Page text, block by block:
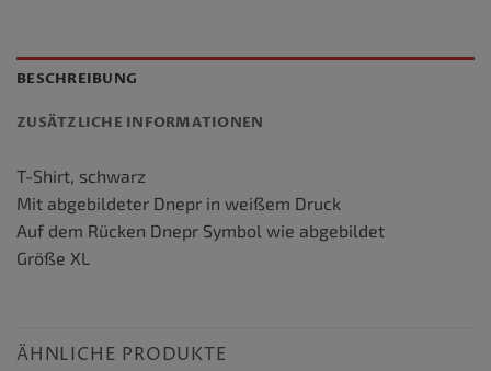
BESCHREIBUNG
ZUSÄTZLICHE INFORMATIONEN
T-Shirt, schwarz
Mit abgebildeter Dnepr in weißem Druck
Auf dem Rücken Dnepr Symbol wie abgebildet
Größe XL
ÄHNLICHE PRODUKTE